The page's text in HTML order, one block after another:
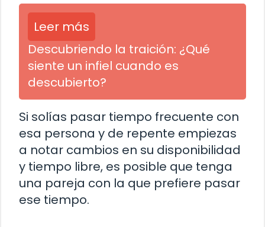
Leer más
Descubriendo la traición: ¿Qué
siente un infiel cuando es
descubierto?
Si solías pasar tiempo frecuente con
esa persona y de repente empiezas
a notar cambios en su disponibilidad
y tiempo libre, es posible que tenga
una pareja con la que prefiere pasar
ese tiempo.